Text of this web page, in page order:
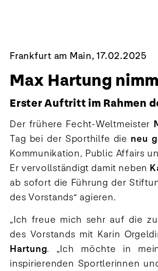
Frankfurt am Main, 17.02.2025
Max Hartung
Erster Auftritt im Rahmen
Der frühere Fecht-Weltmeister
Tag bei der Sporthilfe die neu
Kommunikation, Public Affairs
Er vervollständigt damit neben
ab sofort die Führung der
des Vorstands“ agieren.
„Ich freue mich sehr auf die
des Vorstands mit Karin
Hartung. „Ich möchte in
inspirierenden Sportlerinnen